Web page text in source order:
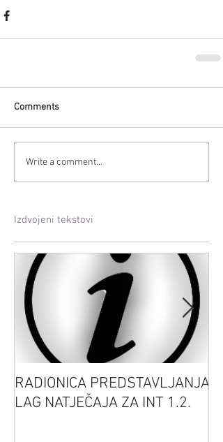
Comments
Write a comment...
Izdvojeni tekstovi
RADIONICA PREDSTAVLJANJA
LAG NATJEČAJA ZA INT 1.2.